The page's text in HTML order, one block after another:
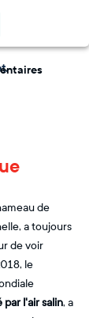
de
a toujours
de voir
le
par l'air salin, a